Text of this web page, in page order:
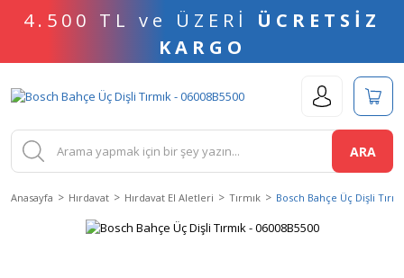
4.500 TL ve ÜZERİ ÜCRETSİZ
KARGO
ARA
Anasayfa Hırdavat Hırdavat El Aletleri Tırmık Bosch Bahçe Üç Dişli